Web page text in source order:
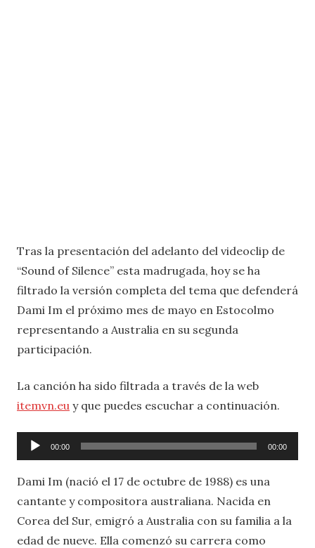
Tras la presentación del adelanto del videoclip de
“Sound of Silence” esta madrugada, hoy se ha
filtrado la versión completa del tema que defenderá
Dami Im el próximo mes de mayo en Estocolmo
representando a Australia en su segunda
participación.
La canción ha sido filtrada a través de la web
itemvn.eu y que puedes escuchar a continuación.
Reproductor
de
audio
00:00 00:00
Dami Im (nació el 17 de octubre de 1988) es una
cantante y compositora australiana. Nacida en
Corea del Sur, emigró a Australia con su familia a la
edad de nueve. Ella comenzó su carrera como